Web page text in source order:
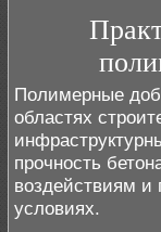
Полимерные
областях
прочность
воздействиям и
условиях.